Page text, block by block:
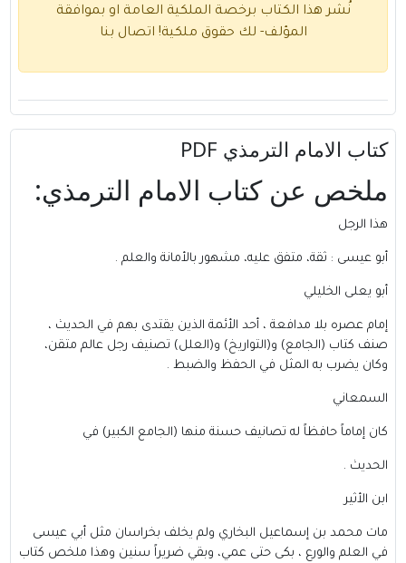
نُشر هذا الكتاب برخصة الملكية العامة او بموافقة
المؤلف- لك حقوق ملكية! اتصال بنا
كتاب الامام الترمذي PDF
ملخص عنكتاب الامام الترمذي:
هذا الرجل
أبو عيسى : ثقة، متفق عليه، مشهور بالأمانة والعلم .
أبو يعلى الخليلي
إمام عصره بلا مدافعة ، أحد الأئمة الذين يقتدى بهم في الحديث ،
صنف كتاب (الجامع) و(التواريخ) و(العلل) تصنيف رجل عالم متقن،
وكان يضرب به المثل في الحفظ والضبط .
السمعاني
كان إماماً حافظاً له تصانيف حسنة منها (الجامع الكبير) في
الحديث .
ابن الأثير
مات محمد بن إسماعيل البخاري ولم يخلف بخراسان مثل أبي عيسى
في العلم والورع ، بكى حتى عمي، وبقي ضريراً سنين وهذا ملخص كتاب